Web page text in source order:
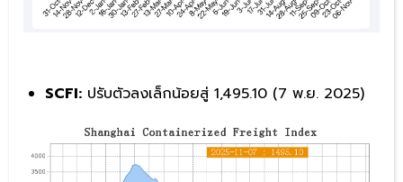
SCFI: ปรับตัวลงเล็กน้อยสู่ 1,495.10 (7 พ.ย. 2025)